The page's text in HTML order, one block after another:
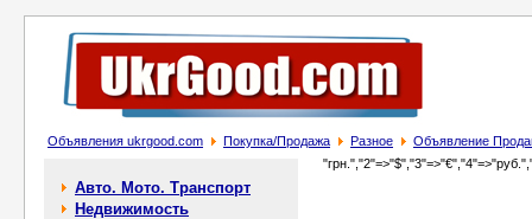
Объявления ukrgood.com Покупка/Продажа Разное Объявление
Авто. Мото. Транспорт
Недвижимость